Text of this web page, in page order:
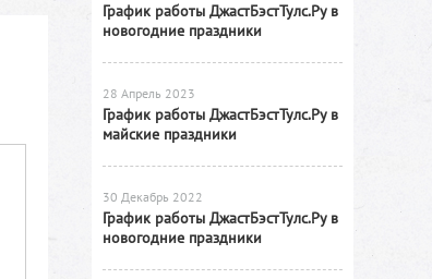
График работы ДжастБэстТулс.Ру в
новогодние праздники
28 Апрель 2023
График работы ДжастБэстТулс.Ру в
майские праздники
30 Декабрь 2022
График работы ДжастБэстТулс.Ру в
новогодние праздники